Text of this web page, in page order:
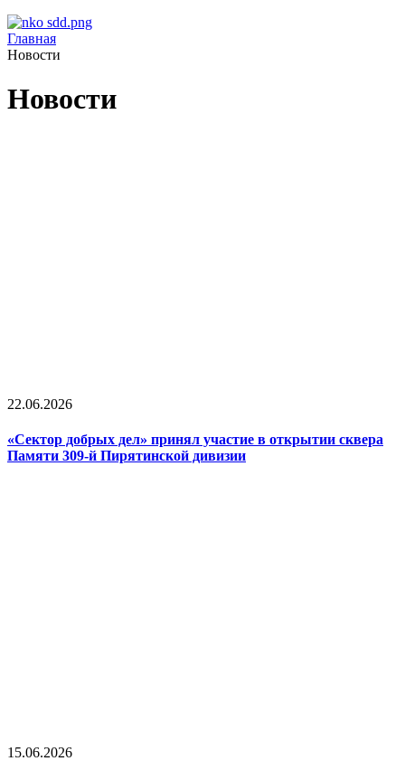
Главная
Новости
Новости
22.06.2026
«Сектор добрых дел» принял участие в открытии сквера
Памяти 309-й Пирятинской дивизии
15.06.2026